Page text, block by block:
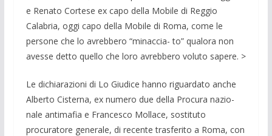
e Renato Cortese ex capo della Mobile di Reggio
Calabria, oggi capo della Mobile di Roma, come le
persone che lo avrebbero “minaccia- to” qualora non
avesse detto quello che loro avrebbero voluto sapere. >
Le dichiarazioni di Lo Giudice hanno riguardato anche
Alberto Cister­na, ex numero due della Procura nazio­
nale antimafia e Francesco Mollace, so­stituto
procuratore generale, di recente trasferito a Roma, con